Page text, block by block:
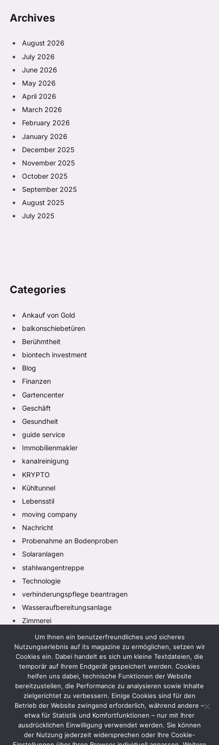
Archives
August 2026
July 2026
June 2026
May 2026
April 2026
March 2026
February 2026
January 2026
December 2025
November 2025
October 2025
September 2025
August 2025
July 2025
Categories
Ankauf von Gold
balkonschiebetüren
Berühmtheit
biontech investment
Blog
Finanzen
Gartencenter
Geschäft
Gesundheit
guide service
Immobilienmakler
kanalreinigung
KRYPTO
Kühltunnel
Lebensstil
moving company
Nachricht
Probenahme an Bodenproben
Solaranlagen
stahlwangentreppe
Technologie
verhinderungspflege beantragen
Wasseraufbereitungsanlage
Zimmerei
Facebook
X
(Twitter)
InstagramPinterestTikTok
HEIM
DATENSCHUTZRICHTLINIE
GESCHÄFTSBEDINGUNGEN
HAFTUNGSAUSSCHLUSS
Um Ihnen ein benutzerfreundliches und sicheres
Nutzungserlebnis auf its magazine zu ermöglichen, setzen wir
Cookies ein. Dabei handelt es sich um kleine Textdateien, die
temporär auf Ihrem Endgerät gespeichert werden. Cookies
helfen uns dabei, technische Funktionen der Website
bereitzustellen, die Performance zu analysieren sowie Inhalte
zielgerichtet zu verbessern. Einige Cookies sind für den
Betrieb der Website zwingend erforderlich, während andere –
etwa für Statistik und Komfortfunktionen – nur mit Ihrer
ausdrücklichen Einwilligung verwendet werden. Sie können
der Nutzung jederzeit widersprechen oder Ihre Cookie-